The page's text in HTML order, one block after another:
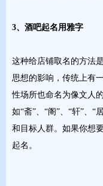
3、酒吧起名用雅字
这种给店铺取名的方法
思想的影响，传统上有
性场所也命名为像文人
如“斋”、“阁”、“轩”、“
和目标人群。如果你想
起名。